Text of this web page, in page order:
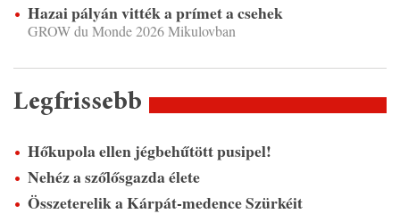
Hazai pályán vitték a prímet a csehek
GROW du Monde 2026 Mikulovban
Legfrissebb
Hőkupola ellen jégbehűtött pusipel!
Nehéz a szőlősgazda élete
Összeterelik a Kárpát-medence Szürkéit